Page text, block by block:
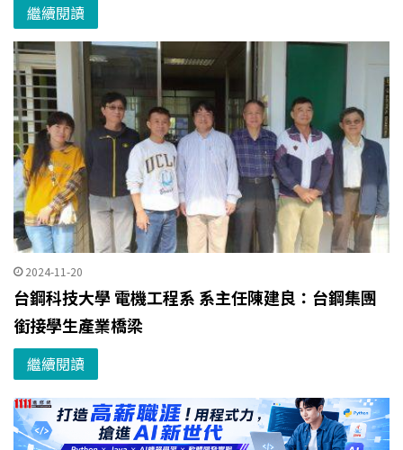
繼續閱讀
2024-11-20
台鋼科技大學 電機工程系 系主任陳建良：台鋼集團
銜接學生產業橋梁
繼續閱讀